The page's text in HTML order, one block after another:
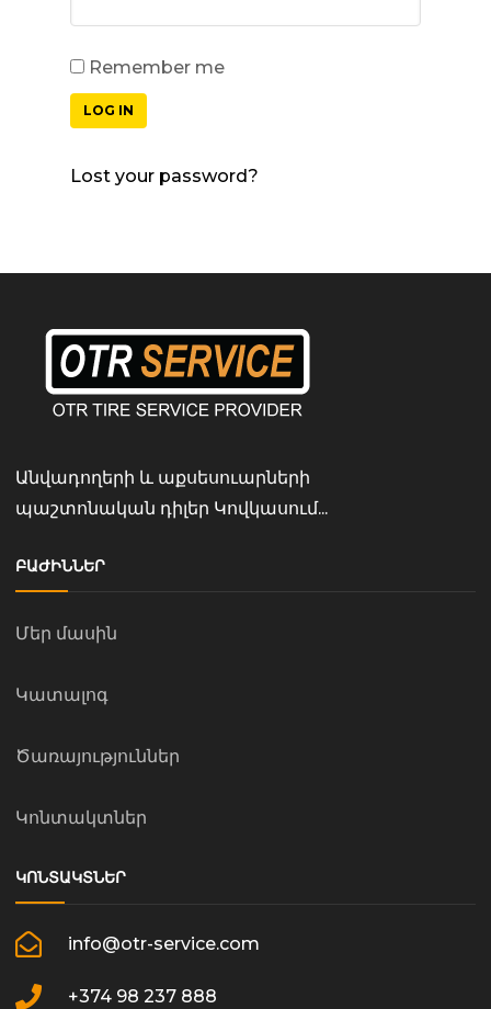
Remember me
LOG IN
Lost your password?
Անվադողերի և աքսեսուարների
պաշտոնական դիլեր Կովկասում...
ԲԱԺԻՆՆԵՐ
Մեր մասին
Կատալոգ
Ծառայություններ
Կոնտակտներ
ԿՈՆՏԱԿՏՆԵՐ
info@otr-service.com
+374 98 237 888